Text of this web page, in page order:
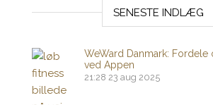
SENESTE INDLÆG
WeWard Danmark:
ved Appen
21:28 23 aug 2025